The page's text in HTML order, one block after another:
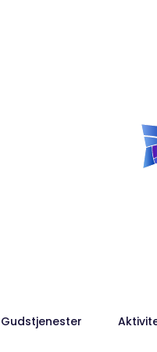
Gudstjenester